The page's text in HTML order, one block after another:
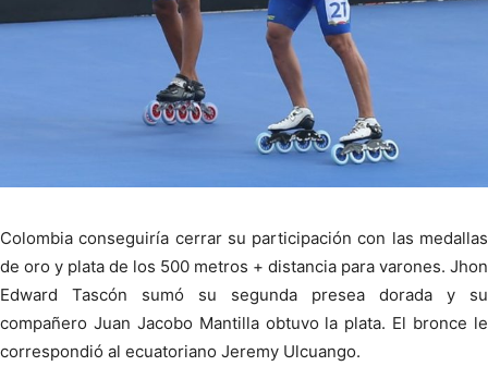
Colombia conseguiría cerrar su participación con las medallas
de oro y plata de los 500 metros + distancia para varones. Jhon
Edward Tascón sumó su segunda presea dorada y su
compañero Juan Jacobo Mantilla obtuvo la plata. El bronce le
correspondió al ecuatoriano Jeremy Ulcuango.